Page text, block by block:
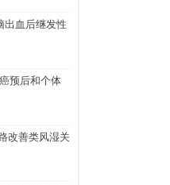
出血后继发性
预后和个体
改善类风湿关